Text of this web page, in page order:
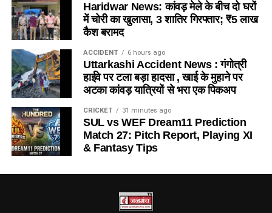
Haridwar News: कांवड़ मेले के बीच दो घरों
में चोरी का खुलासा, 3 शातिर गिरफ्तार; ₹5 लाख
कैश बरामद
ACCIDENT 6 hours ago
Uttarkashi Accident News : गंगोत्री
हाईवे पर टला बड़ा हादसा , खाई के मुहाने पर
अटका कांवड़ यात्रियों से भरा एक पिकअप
CRICKET 31 minutes ago
SUL vs WEF Dream11 Prediction
Match 27: Pitch Report, Playing XI
& Fantasy Tips